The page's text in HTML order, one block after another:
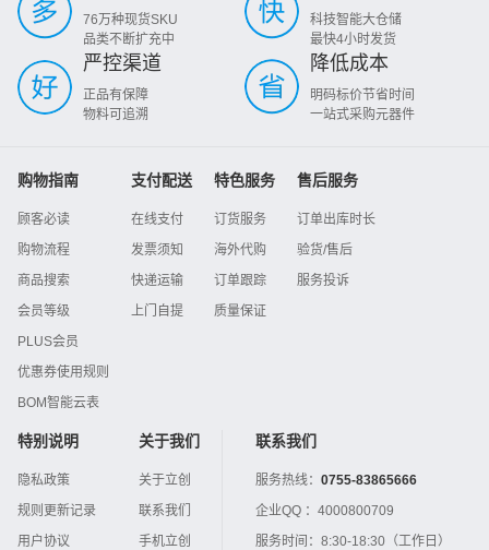
76万种现货SKU
品类不断扩充中
科技智能大仓储
最快4小时发货
严控渠道
正品有保障
物料可追溯
降低成本
明码标价节省时间
一站式采购元器件
购物指南
顾客必读
购物流程
商品搜索
会员等级
PLUS会员
优惠券使用规则
BOM智能云表
支付配送
在线支付
发票须知
快递运输
上门自提
特色服务
订货服务
海外代购
订单跟踪
质量保证
售后服务
订单出库时长
验货/售后
服务投诉
特别说明
隐私政策
规则更新记录
用户协议
关于我们
关于立创
联系我们
手机立创
联系我们
服务热线： 0755-83865666
企业QQ ： 4000800709
服务时间： 8:30-18:30（工作日）